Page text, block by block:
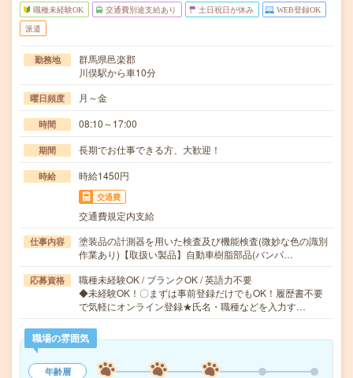
職種未経験OK 交通費別途支給あり 土日祝日が休み WEB登録OK
派遣
勤務地
群馬県邑楽郡
川俣駅から車10分
曜日頻度 月～金
時間 08:10～17:00
期間 長期でお仕事できる方、大歓迎！
時給 時給1450円
交通費
交通費規定内支給
仕事内容
塗装品の計測器を用いた検査及び機能検査(微妙な色の識別
作業あり)【取扱い製品】自動車樹脂部品(バンパ…
応募資格
職種未経験OK / ブランクOK / 英語力不要
◆未経験OK！〇まずは事前登録だけでもOK！履歴書不要
で気軽にオンライン登録★氏名・職種などを入力す…
職場の雰囲気
年齢層